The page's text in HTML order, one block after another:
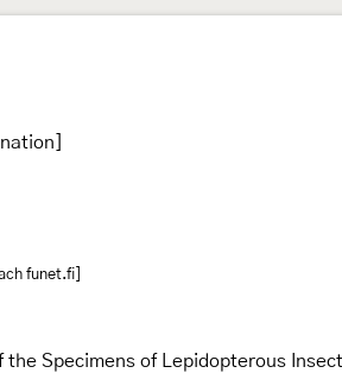
funet.fi]
the Specimens of Lepidopterous